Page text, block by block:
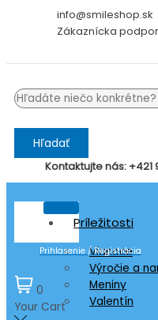
info@smileshop.sk
Zákaznícka
Hľadať
Kontaktujte nás: +421
Príležitosti
Vianoce
Výročie a
Meniny
Valentín
Prihlasenie / Registrácia
0
Your Cart